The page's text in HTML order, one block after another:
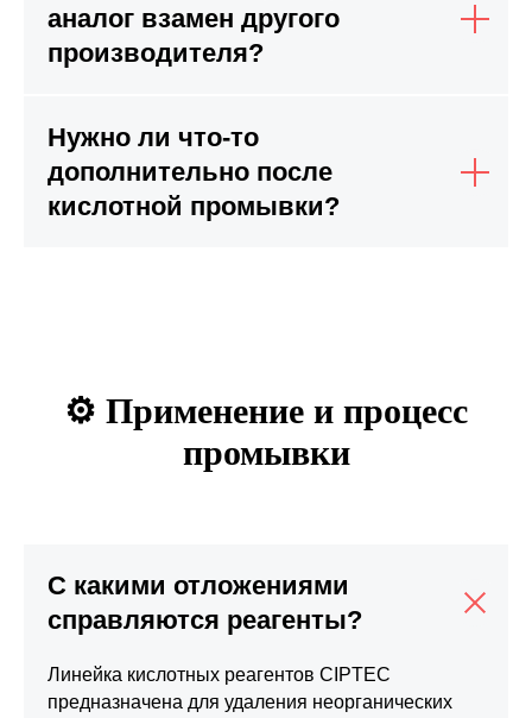
аналог взамен другого
производителя?
Нужно ли что-то
дополнительно после
кислотной промывки?
⚙️ Применение и процесс
промывки
С какими отложениями
справляются реагенты?
Линейка кислотных реагентов CIPTEC
предназначена для удаления неорганических